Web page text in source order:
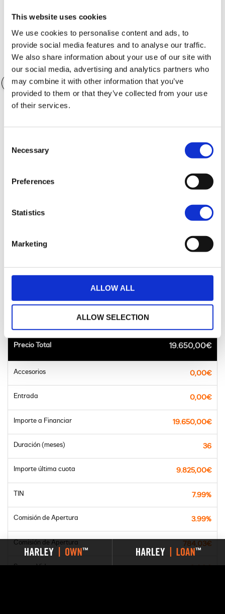
This website uses cookies
We use cookies to personalise content and ads, to
provide social media features and to analyse our traffic.
We also share information about your use of our site with
our social media, advertising and analytics partners who
may combine it with other information that you’ve
provided to them or that they’ve collected from your use
of their services.
Selection
Necessary
Preferences
Statistics
Marketing
ALLOW ALL
ALLOW SELECTION
Accesorios
Street Bob™
615,67€al mes
Precio Total 19.650,00€
Accesorios 0,00€
Entrada 0,00€
Importe a Financiar 19.650,00€
Duración (meses) 36
Importe última cuota 9.825,00€
TIN 7.99%
Comisión de Apertura 3.99%
Comisión de Apertura 784,03€
Seguro Vida